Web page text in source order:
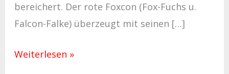
bereichert. Der rote Foxcon (Fox-Fuchs u.
Falcon-Falke) überzeugt mit seinen […]
Weiterlesen »